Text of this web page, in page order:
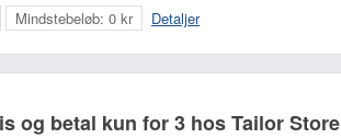
Mindstebeløb: 0 kr Detaljer
og betal kun for 3 hos Tailor Store